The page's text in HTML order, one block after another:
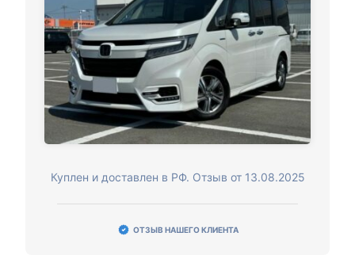
Куплен и доставлен в РФ. Отзыв от 13.08.2025
ОТЗЫВ НАШЕГО КЛИЕНТА